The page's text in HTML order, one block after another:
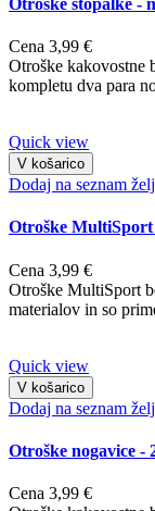
Cena 3,99 €
Otroške kakovostne
kompletu dva para
Quick view
V košarico
Dodaj na seznam
Otroške MultiSport
Cena 3,99 €
Otroške MultiSport
materialov in so
Quick view
V košarico
Dodaj na seznam
Otroške nogavice -
Cena 3,99 €